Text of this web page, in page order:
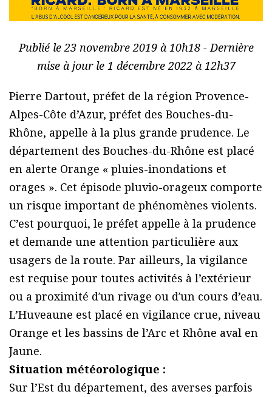
Publié le 23 novembre 2019 à 10h18 - Dernière
mise à jour le 1 décembre 2022 à 12h37
Pierre Dartout, préfet de la région Provence-
Alpes-Côte d’Azur, préfet des Bouches-du-
Rhône, appelle à la plus grande prudence. Le
département des Bouches-du-Rhône est placé
en alerte Orange « pluies-inondations et
orages ». Cet épisode pluvio-orageux comporte
un risque important de phénomènes violents.
C’est pourquoi, le préfet appelle à la prudence
et demande une attention particulière aux
usagers de la route. Par ailleurs, la vigilance
est requise pour toutes activités à l’extérieur
ou a proximité d′un rivage ou d′un cours d’eau.
L’Huveaune est placé en vigilance crue, niveau
Orange et les bassins de l’Arc et Rhône aval en
Jaune.
Situation météorologique :
Sur l’Est du département, des averses parfois